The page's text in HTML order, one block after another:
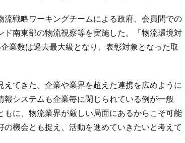
流戦略ワーキングチームによる政府、会員間での
南東部の物流視察等を実施した。「物流環境対
業数は過去最大級となり、表彰対象となった取
てきた。企業や業界を超えた連携を広めように
システムも企業毎に閉じられている例が一般
に、物流業界が厳しい局面にあるからこそ可能
機会とも捉え、活動を進めていきたいと考えて